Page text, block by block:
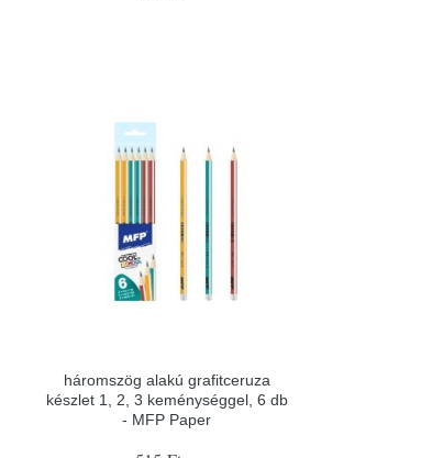
háromszög alakú grafitceruza
készlet 1, 2, 3 keménységgel, 6 db
- MFP Paper